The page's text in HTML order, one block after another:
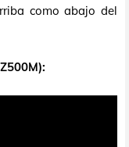
como abajo del